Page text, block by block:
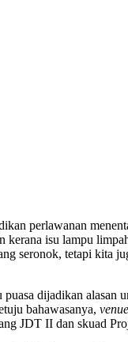
perlawanan
kerana isu lampu
seronok, tetapi kita
dijadikan
bahawasanya, venue
JDT II dan skuad